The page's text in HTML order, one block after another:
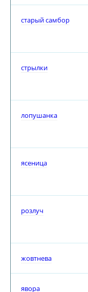
старый самбор
стрылки
лопушанка
ясеница
розлуч
жовтнева
явора